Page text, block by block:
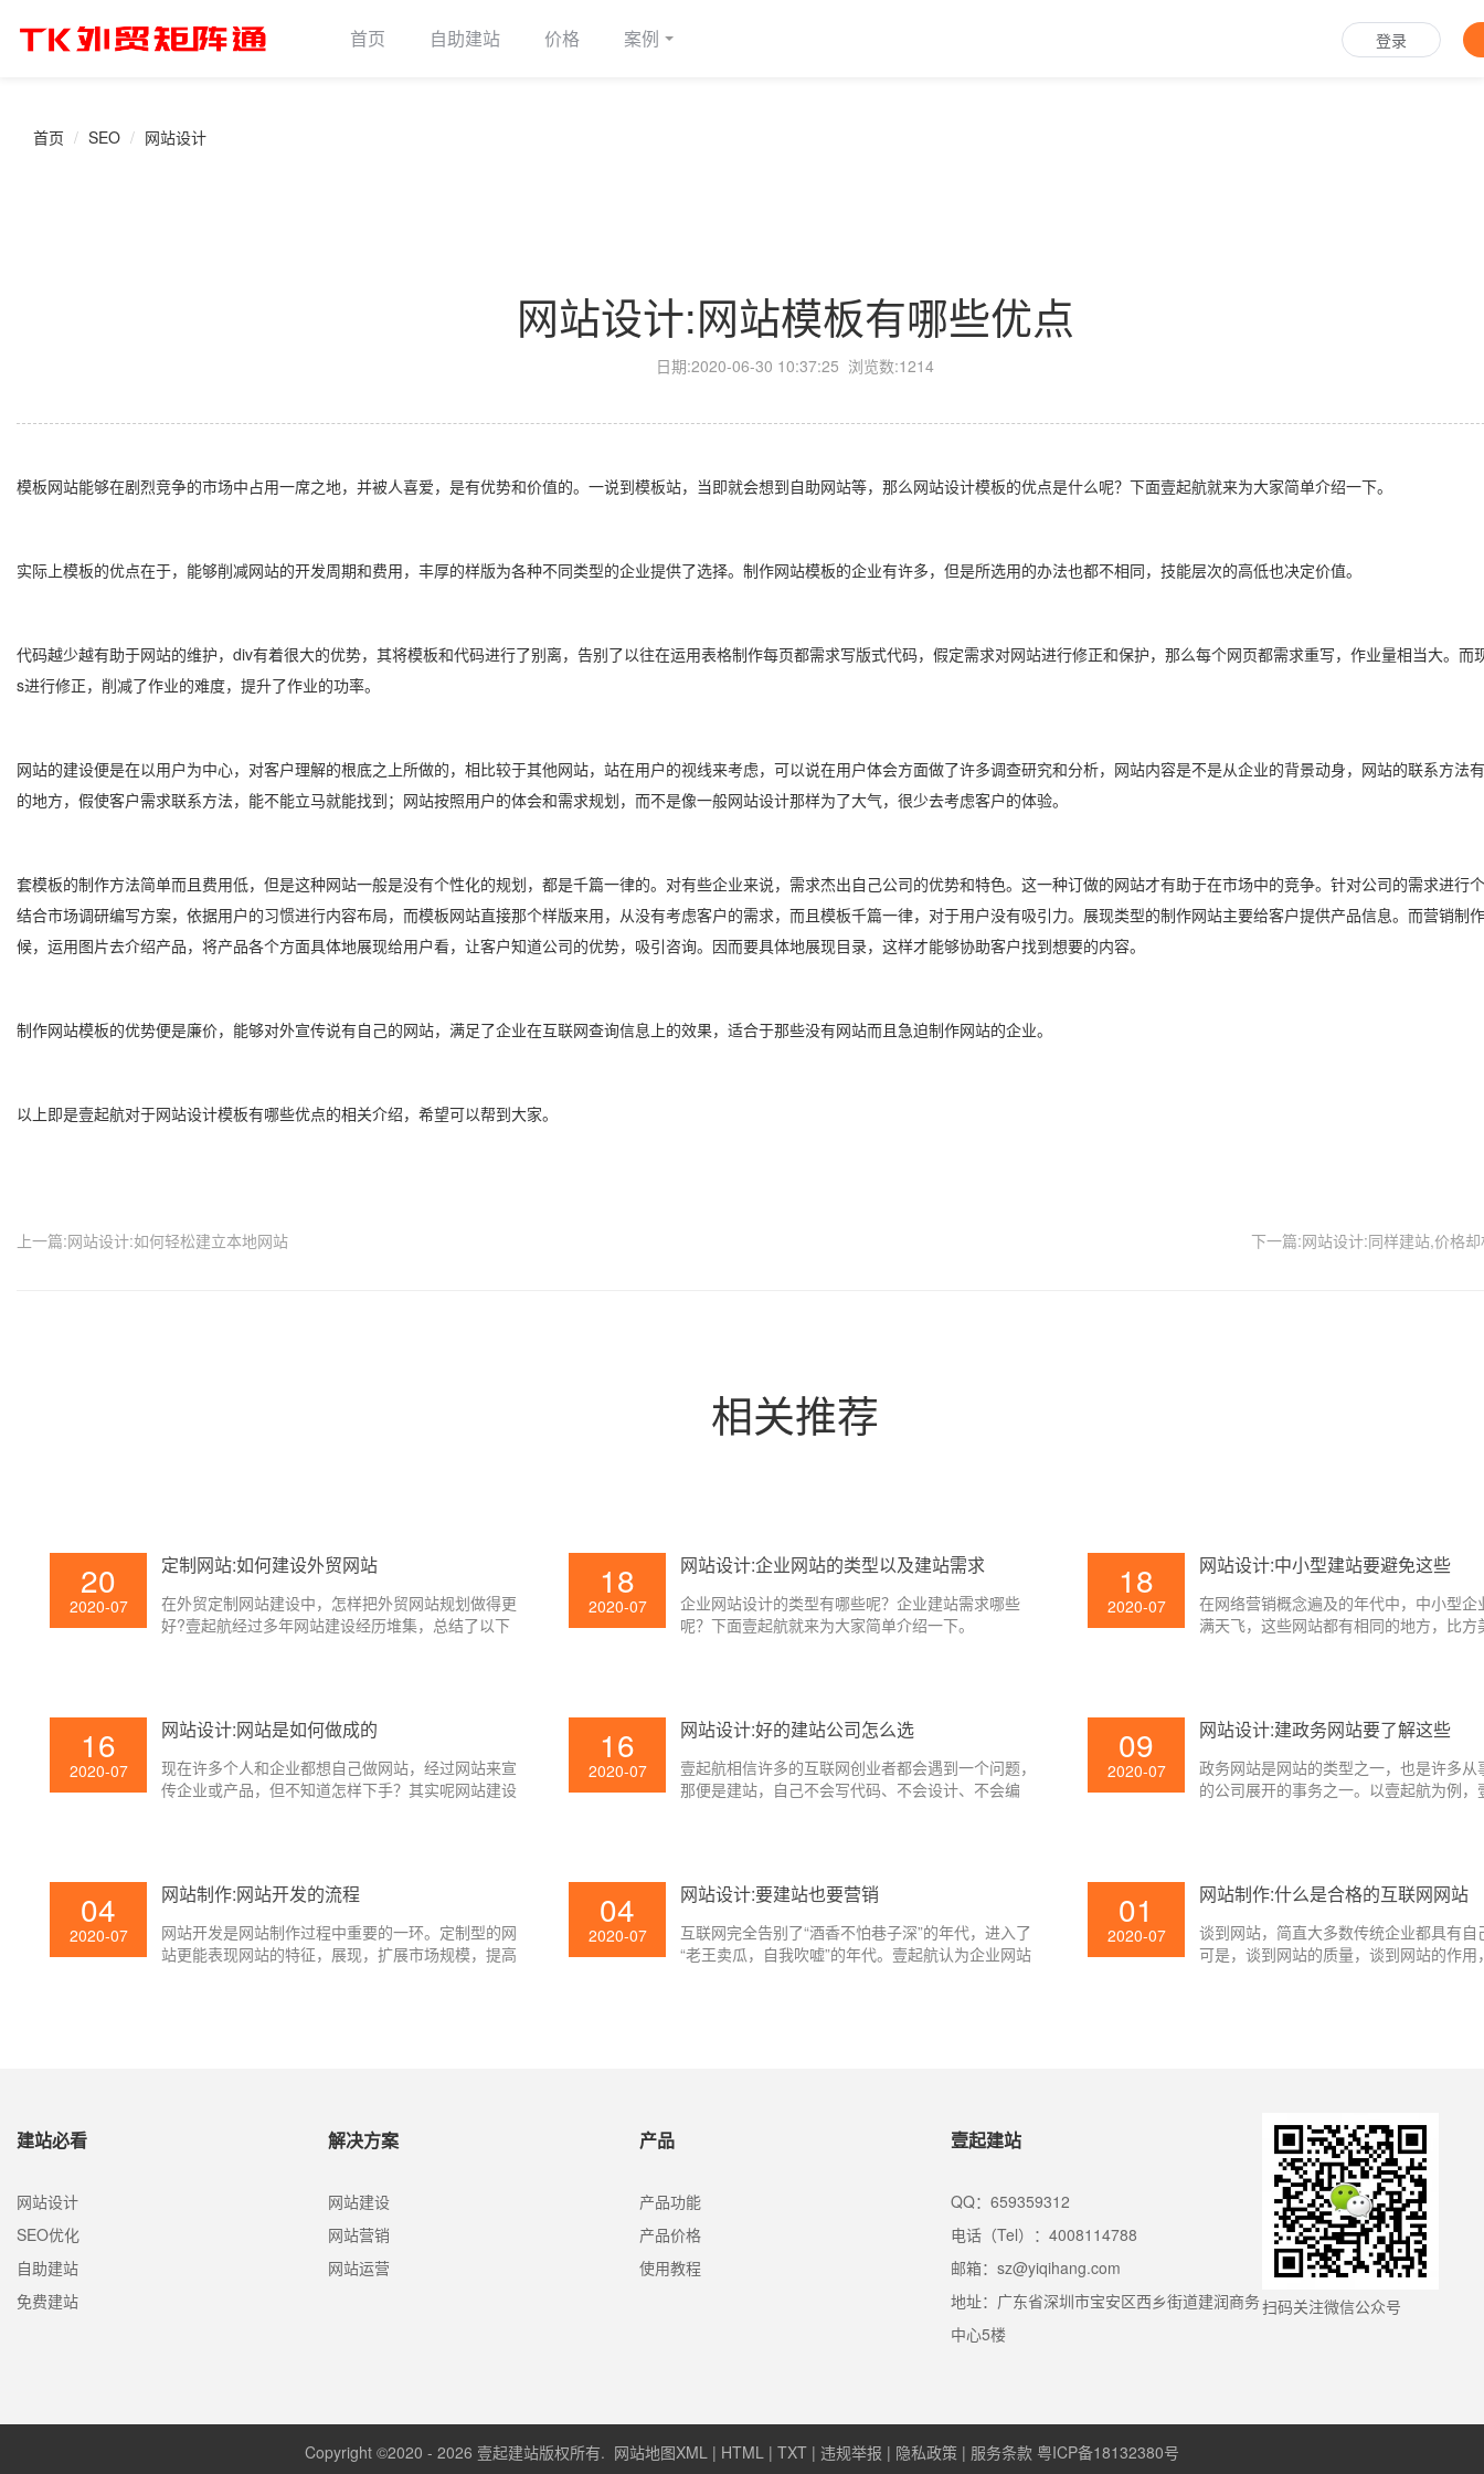
首页 自助建站 价格 案例 登录
首页 SEO 网站设计
网站设计:网站模板有哪些优点
日期:2020-06-30 10:37:25 浏览数:1214
模板网站能够在剧烈竞争的市场中占用一席之地，并被人喜爱，是有优势和价值的。一说到模板站，当即就会想到自助网站等，那么网站设计模板的优点是什么呢？下面壹起航就来为大家简单介绍一下。
实际上模板的优点在于，能够削减网站的开发周期和费用，丰厚的样版为各种不同类型的企业提供了选择。制作网站模板的企业有许多，但是所选用的办法也都不相同，技能层次的高低也决定价值。
代码越少越有助于网站的维护，div有着很大的优势，其将模板和代码进行了别离，告别了以往在运用表格制作每页都需求写版式代码，假定需求对网站进行修正和保护，那么每个网页都需求重写，作业量相当大。而
s进行修正，削减了作业的难度，提升了作业的功率。
网站的建设便是在以用户为中心，对客户理解的根底之上所做的，相比较于其他网站，站在用户的视线来考虑，可以说在用户体会方面做了许多调查研究和分析，网站内容是不是从企业的背景动身，网站的联系方法
的地方，假使客户需求联系方法，能不能立马就能找到；网站按照用户的体会和需求规划，而不是像一般网站设计那样为了大气，很少去考虑客户的体验。
套模板的制作方法简单而且费用低，但是这种网站一般是没有个性化的规划，都是千篇一律的。对有些企业来说，需求杰出自己公司的优势和特色。这一种订做的网站才有助于在市场中的竞争。针对公司的需求进行
结合市场调研编写方案，依据用户的习惯进行内容布局，而模板网站直接那个样版来用，从没有考虑客户的需求，而且模板千篇一律，对于用户没有吸引力。展现类型的制作网站主要给客户提供产品信息。而营销制
候，运用图片去介绍产品，将产品各个方面具体地展现给用户看，让客户知道公司的优势，吸引咨询。因而要具体地展现目录，这样才能够协助客户找到想要的内容。
制作网站模板的优势便是廉价，能够对外宣传说有自己的网站，满足了企业在互联网查询信息上的效果，适合于那些没有网站而且急迫制作网站的企业。
以上即是壹起航对于网站设计模板有哪些优点的相关介绍，希望可以帮到大家。
上一篇:网站设计:如何轻松建立本地网站 下一篇:网站设计:同样建站,价格
相关推荐
20
2020-07
定制网站:如何建设外贸网站
在外贸定制网站建设中，怎样把外贸网站规划做得更
好?壹起航经过多年网站建设经历堆集，总结了以下
18
2020-07
网站设计:企业网站的类型以及建站需求
企业网站设计的类型有哪些呢？企业建站需求哪些
呢？下面壹起航就来为大家简单介绍一下。
18
2020-07
网站设计:中小型建站要避免这些
在网络营销概念遍及的年代中，中小型企
满天飞，这些网站都有相同的地方，比方
16
2020-07
网站设计:网站是如何做成的
现在许多个人和企业都想自己做网站，经过网站来宣
传企业或产品，但不知道怎样下手？其实呢网站建设
的朋友们讲一下建站过程。
16
2020-07
网站设计:好的建站公司怎么选
壹起航相信许多的互联网创业者都会遇到一个问题，
那便是建站，自己不会写代码、不会设计、不会编
那么，网站设计要怎样挑选建站公司呢？下面壹起航
来为大家简单介绍一下。
09
2020-07
网站设计:建政务网站要了解这些
政务网站是网站的类型之一，也是许多从
的公司展开的事务之一。以壹起航为例，
04
2020-07
网站制作:网站开发的流程
网站开发是网站制作过程中重要的一环。定制型的网
站更能表现网站的特征，展现，扩展市场规模，提高
04
2020-07
网站设计:要建站也要营销
互联网完全告别了“酒香不怕巷子深”的年代，进入了
“老王卖瓜，自我吹嘘”的年代。壹起航认为企业网站
01
2020-07
网站制作:什么是合格的互联网网站
谈到网站，简直大多数传统企业都具有自
可是，谈到网站的质量，谈到网站的作用
建站必看
网站设计
SEO优化
自助建站
免费建站
解决方案
网站建设
网站营销
网站运营
产品
产品功能
产品价格
使用教程
壹起建站
QQ：659359312
电话（Tel）：4008114788
邮箱：sz@yiqihang.com
地址：广东省深圳市宝安区西乡街道建润商务
中心5楼
扫码关注微信公众号
Copyright ©2020 - 2026 壹起建站版权所有. 网站地图XML | HTML | TXT | 违规举报 | 隐私政策 | 服务条款 粤ICP备18132380号